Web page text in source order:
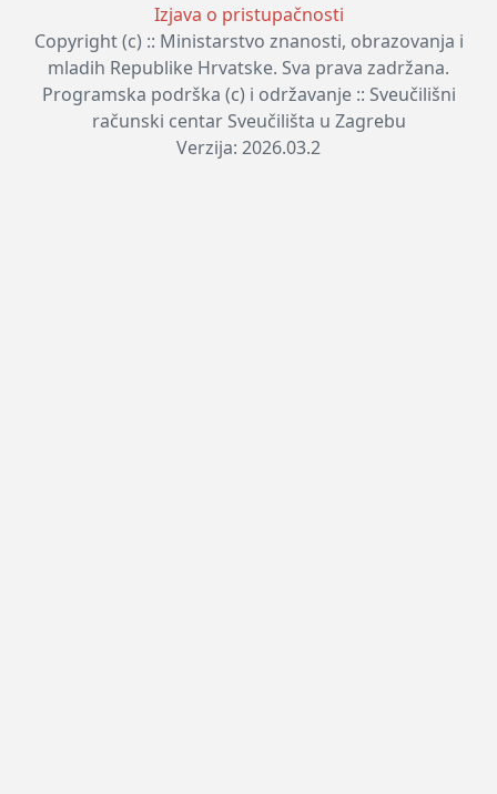
Izjava o pristupačnosti
Copyright (c) :: Ministarstvo znanosti, obrazovanja i
mladih Republike Hrvatske. Sva prava zadržana.
Programska podrška (c) i održavanje :: Sveučilišni
računski centar Sveučilišta u Zagrebu
Verzija: 2026.03.2